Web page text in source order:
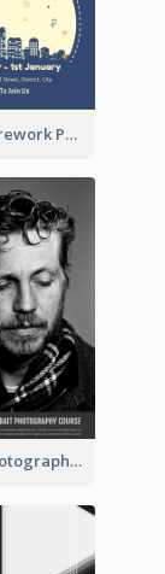
2-Colour Firework Performance With City Background
Portrait Photography Course Flyer